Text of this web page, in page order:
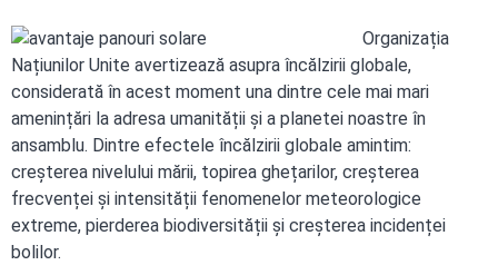
Organizația
Națiunilor Unite avertizează asupra încălzirii globale,
considerată în acest moment una dintre cele mai mari
amenințări la adresa umanității și a planetei noastre în
ansamblu. Dintre efectele încălzirii globale amintim:
creșterea nivelului mării, topirea ghețarilor, creșterea
frecvenței și intensității fenomenelor meteorologice
extreme, pierderea biodiversității și creșterea incidenței
bolilor.